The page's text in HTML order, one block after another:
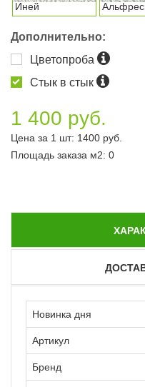
Иней
Дополнительно:
Цветопроба
Стык в стык
1 400 руб.
Цена за 1 шт: 1400 руб.
Площадь заказа м2: 0
Новинка дня
Артикул
Бренд